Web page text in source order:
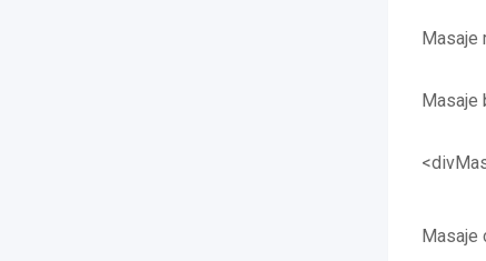
Masaje
Masaje
Masaje